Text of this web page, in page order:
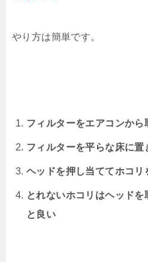
やり方は簡単です。
フィルターをエアコンから
フィルターを平らな床に置
ヘッドを押し当ててホコリ
とれないホコリはヘッドを
と良い